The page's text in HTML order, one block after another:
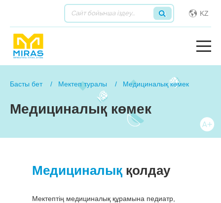
KZ
Басты бет Мектеп туралы Медициналық көмек
Медициналық көмек
Медициналыққолдау
Мектептің медициналық құрамына педиатр,